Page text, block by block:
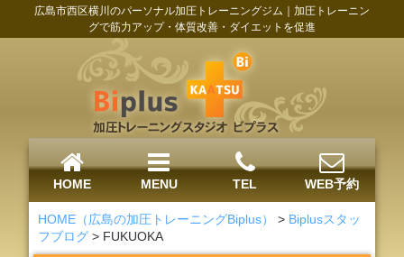
広島市西区横川のパーソナル加圧トレーニングジム｜加圧トレーニン
グで筋力アップ・体質改善・ダイエットを促進
HOME MENU TEL WEB予約
HOME（広島の加圧トレーニングBiplus） > Biplusスタッ
フブログ > FUKUOKA